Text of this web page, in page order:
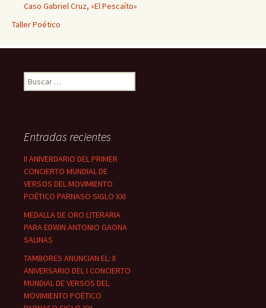
Caso Gabriel Cruz, «El Pescaíto»
Taller Poético
Buscar:
Entradas recientes
II ANIVERDARIO DEL PRIMER
CONCIERTO MUNDIAL DE
VERSOS DEL MOVIMIENTO
POÉTICO PARNASO SIGLO XXI
MEDALLA DE ORO LITERARIA
PARA EDWIN ANTONIO GAONA
SALINAS
TAMBORES ANUNCIAN EL: II
ANIVERSARIO DEL I CONCIERTO
MUNDIAL DE VERSOS DEL
MOVIMIENTO POÉTICO